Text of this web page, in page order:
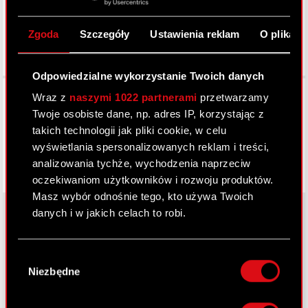
Zgoda Szczegóły Ustawienia reklam O
Odpowiedzialne wykorzystanie Twoich danych
Wraz z naszymi 1022 partnerami przetwarzamy
Twoje osobiste dane, np. adres IP, korzystając z
takich technologii jak pliki cookie, w celu
wyświetlania spersonalizowanych reklam i treści,
analizowania tychże, wychodzenia naprzeciw
oczekiwaniom użytkowników i rozwoju produktów.
Masz wybór odnośnie tego, kto używa Twoich
danych i w jakich celach to robi.
lokalizacji geograficznej z dokładnością nawet
zgody
Niezbędne
Facebook
Grupa Kapitałowa